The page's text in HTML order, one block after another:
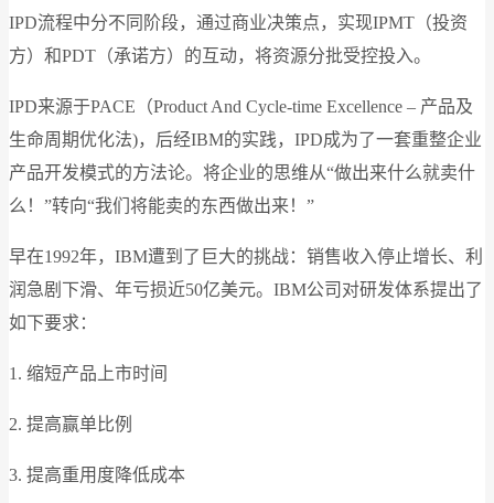
IPD流程中分不同阶段，通过商业决策点，实现IPMT（投资
方）和PDT（承诺方）的互动，将资源分批受控投入。
IPD来源于PACE（Product And Cycle-time Excellence – 产品及
生命周期优化法)，后经IBM的实践，IPD成为了一套重整企业
产品开发模式的方法论。将企业的思维从“做出来什么就卖什
么！”转向“我们将能卖的东西做出来！”
早在1992年，IBM遭到了巨大的挑战：销售收入停止增长、利
润急剧下滑、年亏损近50亿美元。IBM公司对研发体系提出了
如下要求：
1. 缩短产品上市时间
2. 提高赢单比例
3. 提高重用度降低成本